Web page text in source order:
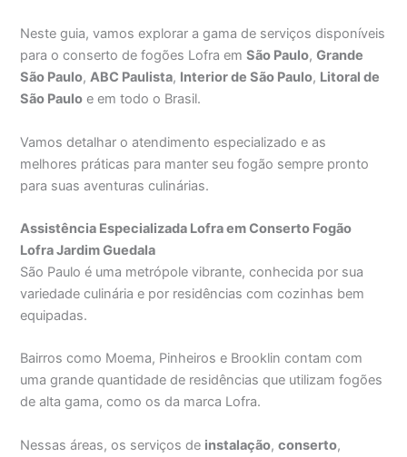
Neste guia, vamos explorar a gama de serviços disponíveis
para o conserto de fogões Lofra emSão Paulo,Grande
São Paulo,ABC Paulista, Interior de São Paulo, Litoral de
São Paulo e em todo o Brasil.
Vamos detalhar o atendimento especializado e as
melhores práticas para manter seu fogão sempre pronto
para suas aventuras culinárias.
Assistência Especializada Lofra em Conserto Fogão
Lofra Jardim Guedala
São Paulo é uma metrópole vibrante, conhecida por sua
variedade culinária e por residências com cozinhas bem
equipadas.
Bairros como Moema, Pinheiros e Brooklin contam com
uma grande quantidade de residências que utilizam fogões
de alta gama, como os da marca Lofra.
Nessas áreas, os serviços de instalação,conserto,